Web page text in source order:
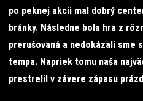
po peknej akcii mal dobrý
bránky. Následne bola hra z
prerušovaná a nedokázali sme
tempa. Napriek tomu naša
prestrelil v závere zápasu